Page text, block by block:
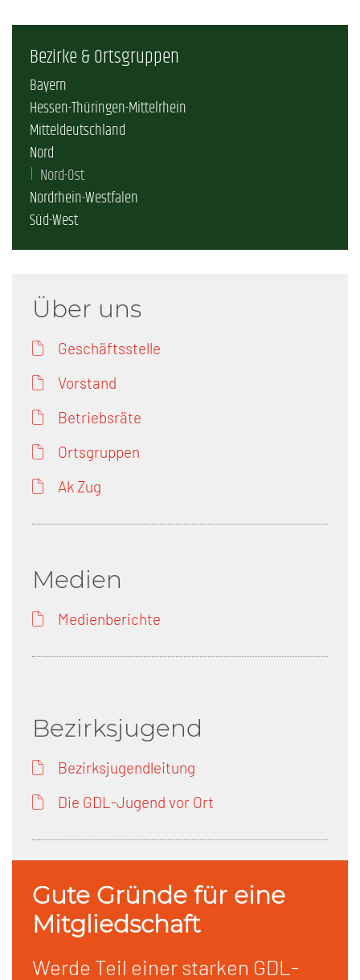
Bezirke & Ortsgruppen
Bayern
Hessen-Thüringen-Mittelrhein
Mitteldeutschland
Nord
Nord-Ost
Nordrhein-Westfalen
Süd-West
Über uns
Geschäftsstelle
Vorstand
Betriebsräte
Ortsgruppen
Ak Zug
Medien
Medienberichte
Bezirksjugend
Bezirksjugendleitung
Die GDL-Jugend vor Ort
Gute Gründe für eine
Mitgliedschaft
Werde Teil einer starken GDL-